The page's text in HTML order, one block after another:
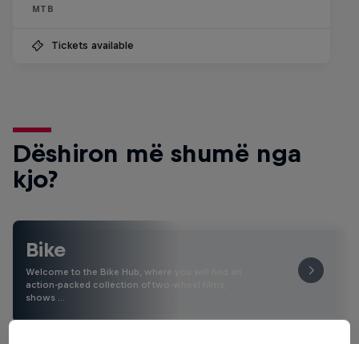
MTB
Tickets available
Dëshiron më shumë nga
kjo?
Bike
Welcome to the Bike Hub, where you will find an
action-packed collection of two-wheel films,
shows …